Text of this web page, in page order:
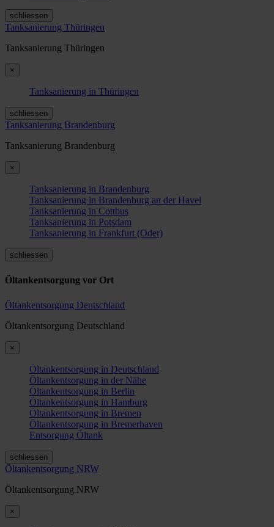
schliessen
Tanksanierung Thüringen
Tanksanierung Thüringen
×
Tanksanierung in Thüringen
schliessen
Tanksanierung Brandenburg
Tanksanierung Brandenburg
×
Tanksanierung in Brandenburg
Tanksanierung in Brandenburg an der Havel
Tanksanierung in Cottbus
Tanksanierung in Potsdam
Tanksanierung in Frankfurt (Oder)
schliessen
Öltankentsorgung vor Ort
Öltankentsorgung Deutschland
Öltankentsorgung Deutschland
×
Öltankentsorgung in Deutschland
Öltankentsorgung in der Nähe
Öltankentsorgung in Berlin
Öltankentsorgung in Hamburg
Öltankentsorgung in Bremen
Öltankentsorgung in Bremerhaven
Entsorgung Öltank
schliessen
Öltankentsorgung NRW
Öltankentsorgung NRW
×